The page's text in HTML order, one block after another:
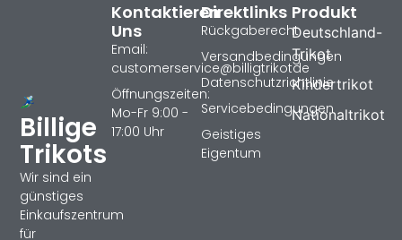
Billige
Trikots
Wir sind ein
günstiges
Einkaufszentrum
für
Produkt
Deutschland-
Trikot
Kindertrikot
Nationaltrikot
Direktlinks
Rückgaberecht
Versandbedingungen
Datenschutzrichtlinie
Servicebedingungen
Geistiges
Eigentum
Kontaktieren
Uns
Email:
customerservice@billigtrikotde
Öffnungszeiten:
Mo-Fr 9:00 -
17:00 Uhr